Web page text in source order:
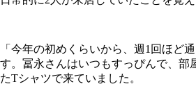
「今年の初めくらいから、週1回ほど
す。冨永さんはいつもすっぴんで、部
たTシャツで来ていました。